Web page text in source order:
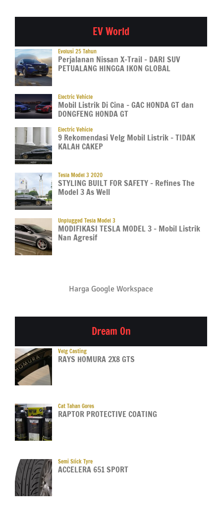
EV World
Evolusi 25 Tahun
Perjalanan Nissan X-Trail – DARI SUV
PETUALANG HINGGA IKON GLOBAL
Electric Vehicle
Mobil Listrik Di Cina – GAC HONDA GT dan
DONGFENG HONDA GT
Electric Vehicle
9 Rekomendasi Velg Mobil Listrik – TIDAK
KALAH CAKEP
Tesla Model 3 2020
STYLING BUILT FOR SAFETY – Refines The
Model 3 As Well
Unplugged Tesla Model 3
MODIFIKASI TESLA MODEL 3 – Mobil Listrik
Nan Agresif
Harga Google Workspace
Dream On
Velg Casting
RAYS HOMURA 2X8 GTS
Cat Tahan Gores
RAPTOR PROTECTIVE COATING
Semi Slick Tyre
ACCELERA 651 SPORT